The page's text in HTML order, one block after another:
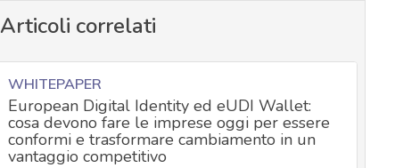
Articoli correlati
WHITEPAPER
European Digital Identity ed eUDI Wallet:
cosa devono fare le imprese oggi per essere
conformi e trasformare cambiamento in un
vantaggio competitivo